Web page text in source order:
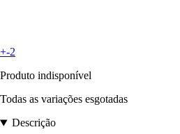
+-2
Produto indisponível
Todas as variações esgotadas
Descrição